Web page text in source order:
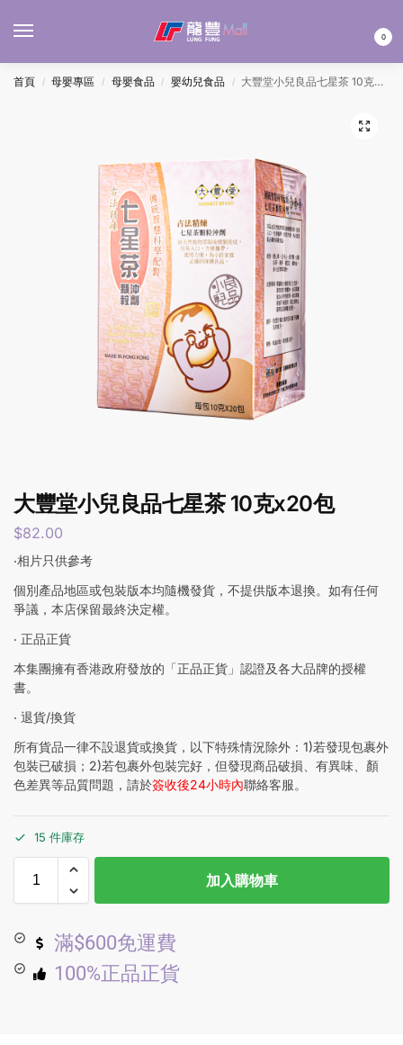
0
首頁 / 母嬰專區 / 母嬰食品 / 嬰幼兒食品 / 大豐堂小兒良品七星茶 10克x20包
大豐堂小兒良品七星茶 10克x20包
$82.00
‧相片只供參考
個別產品地區或包裝版本均隨機發貨，不提供版本退換。如有任何
爭議，本店保留最終決定權。
‧ 正品正貨
本集團擁有香港政府發放的「正品正貨」認證及各大品牌的授權
書。
‧ 退貨/換貨
所有貨品一律不設退貨或換貨，以下特殊情況除外：1)若發現包裹外
包裝已破損；2)若包裹外包裝完好，但發現商品破損、有異味、顏
色差異等品質問題，請於簽收後24小時內聯絡客服。
15 件庫存
加入購物車
滿$600免運費
100%正品正貨